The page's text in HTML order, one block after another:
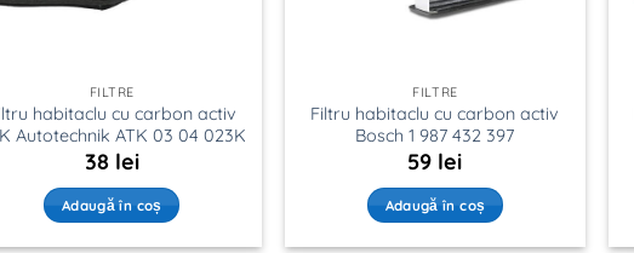
FILTRE
habitaclu cu carbon activ
Autotechnik ATK 03 04 023K
38 lei
Adaugă în coș
FILTRE
Filtru habitaclu cu carbon activ
Bosch 1 987 432 397
59 lei
Adaugă în coș